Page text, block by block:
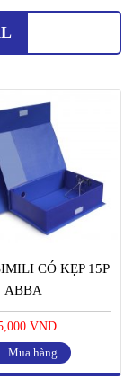
CÓ KẸP 15P
ABBA
VND
Mua hàng